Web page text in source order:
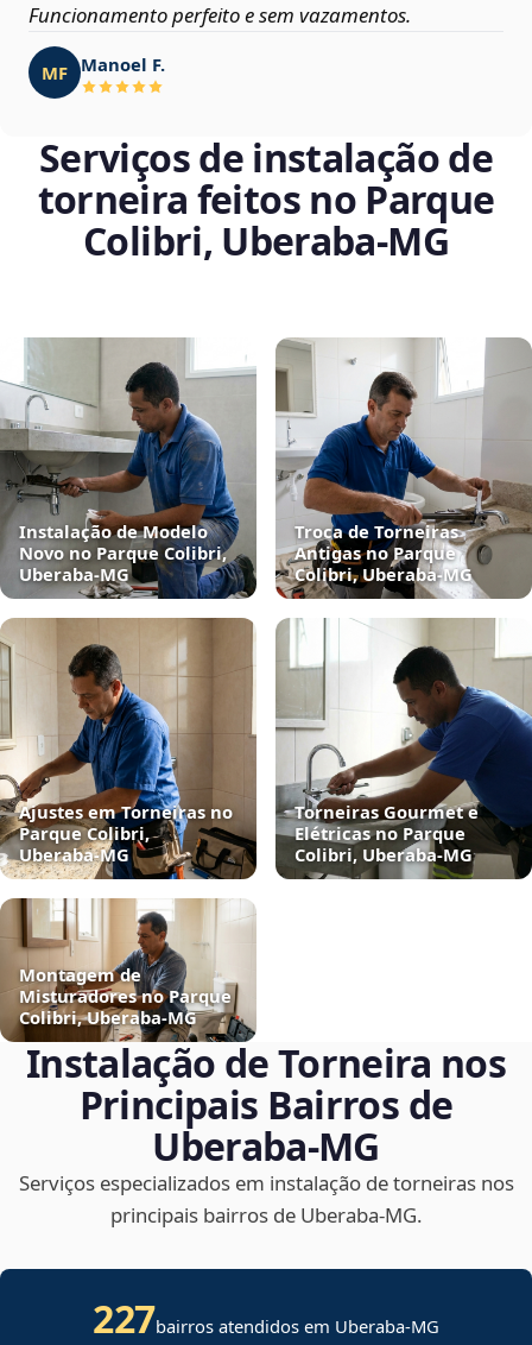
Funcionamento perfeito e sem vazamentos.
MF Manoel F.
Serviços de instalação de
torneira feitos no Parque
Colibri, Uberaba‑MG
Instalação de Modelo
Novo no Parque Colibri,
Uberaba‑MG
Troca de Torneiras
Antigas no Parque
Colibri, Uberaba‑MG
Ajustes em Torneiras no
Parque Colibri,
Uberaba‑MG
Torneiras Gourmet e
Elétricas no Parque
Colibri, Uberaba‑MG
Montagem de
Misturadores no Parque
Colibri, Uberaba‑MG
Instalação de Torneira nos
Principais Bairros de
Uberaba‑MG
Serviços especializados em instalação de torneiras nos
principais bairros de Uberaba‑MG.
227bairros atendidos em Uberaba-MG